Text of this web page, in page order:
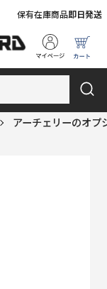
保有在庫商品即日発送
アーチェリーのオプ